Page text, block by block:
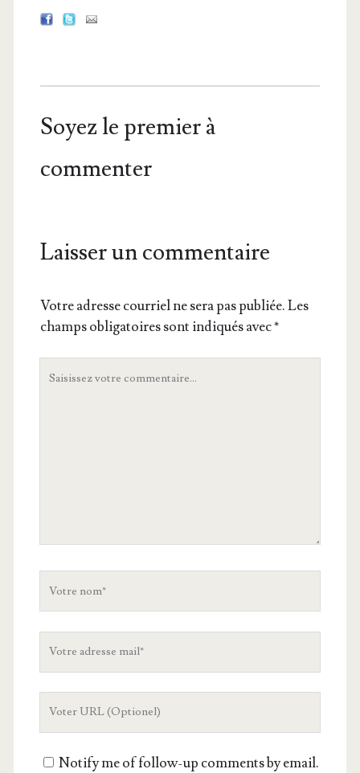
Soyez le premier à
commenter
Laisser un commentaire
Votre adresse courriel ne sera pas publiée.Les
champs obligatoires sont indiqués avec*
siteNotify me of follow-up comments by email.